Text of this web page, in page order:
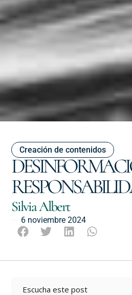
Creación de contenidos
Silvia Albert
6 noviembre 2024
Escucha este post